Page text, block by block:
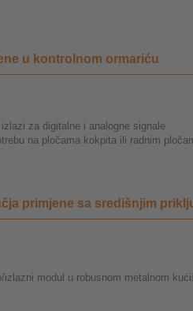
u kontrolnom ormariću
izlazi za digitalne i analogne signale
na pločama kokpita ili radnim
primjene sa središnjim
izlazni modul u robusnom metalnom